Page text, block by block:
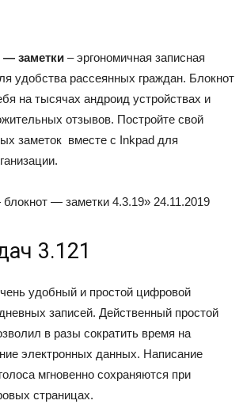
— заметки – эргономичная записная
удобства рассеянных граждан. Блокнот
на тысячах андроид устройствах и
отзывов. Постройте свой
заметок вместе с Inkpad для
— заметки 4.3.19» 24.11.2019
3.121
удобный и простой цифровой
записей. Действенный простой
в разы сократить время на
электронных данных. Написание
мгновенно сохраняются при
страницах.